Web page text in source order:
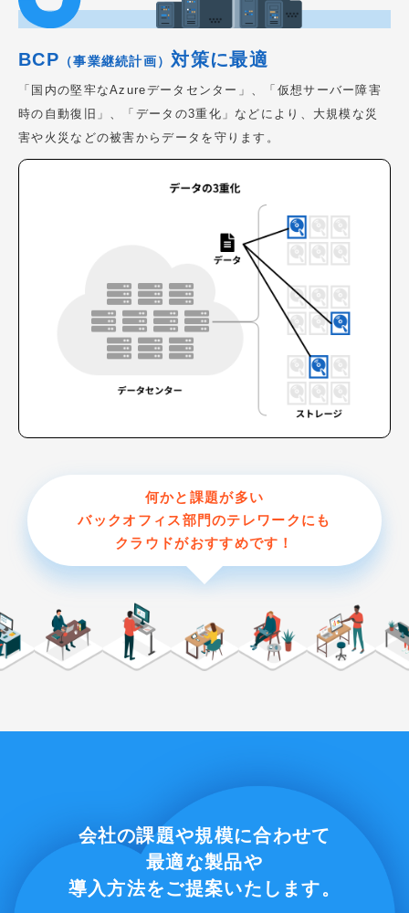
BCP （事業継続計画） 対策に最適
「国内の堅牢なAzureデータセンター」、「仮想サーバー障害
時の自動復旧」、「データの3重化」などにより、大規模な災
害や火災などの被害からデータを守ります。
何かと課題が多い
バックオフィス部門のテレワークにも
クラウドがおすすめです！
会社の課題や規模に合わせて
最適な製品や
導入方法をご提案いたします。